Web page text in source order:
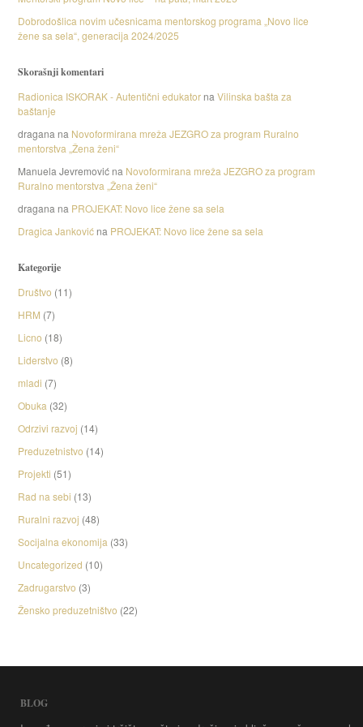
Dobrodošlica novim učesnicama mentorskog programa „Novo lice
žene sa sela“, generacija 2024/2025
Skorašnji komentari
Radionica ISKORAK - Autentični edukatorna Vilinska bašta za
baštanje
dragana na Novoformirana mreža JEZGRO za program Ruralno
mentorstva „Žena ženi“
Manuela Jevremovićna Novoformirana mreža JEZGRO za program
Ruralno mentorstva „Žena ženi“
dragana na PROJEKAT: Novo lice žene sa sela
Dragica Jankovićna PROJEKAT: Novo lice žene sa sela
Kategorije
Društvo (11)
HRM (7)
Licno (18)
Liderstvo (8)
mladi (7)
Obuka (32)
Odrzivi razvoj (14)
Preduzetnistvo (14)
Projekti (51)
Rad na sebi (13)
Ruralni razvoj (48)
Socijalna ekonomija (33)
Uncategorized (10)
Zadrugarstvo (3)
Žensko preduzetništvo (22)
BLOG